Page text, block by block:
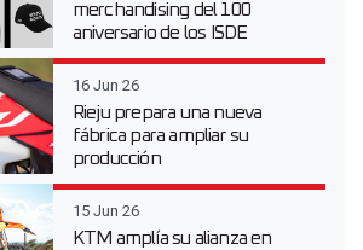
merchandising del 100
aniversario de los ISDE
16 Jun 26
Rieju prepara una nueva
fábrica para ampliar su
producción
15 Jun 26
KTM amplía su alianza en